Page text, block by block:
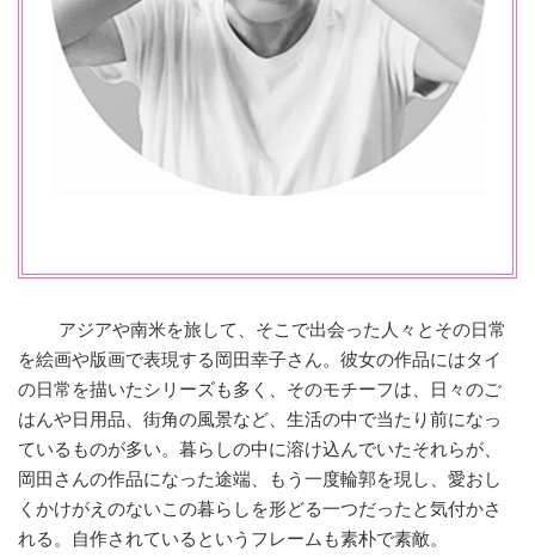
アジアや南米を旅して、そこで出会った人々とその日常
を絵画や版画で表現する岡田幸子さん。彼女の作品にはタイ
の日常を描いたシリーズも多く、そのモチーフは、日々のご
はんや日用品、街角の風景など、生活の中で当たり前になっ
ているものが多い。暮らしの中に溶け込んでいたそれらが、
岡田さんの作品になった途端、もう一度輪郭を現し、愛おし
くかけがえのないこの暮らしを形どる一つだったと気付かさ
れる。自作されているというフレームも素朴で素敵。